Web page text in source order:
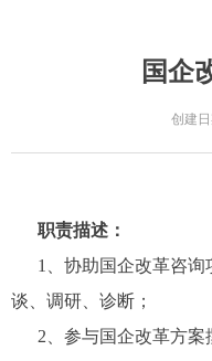
国企
职责描述：
1、协助国企改革咨
谈、调研、诊断；
2、参与国企改革方
创建日